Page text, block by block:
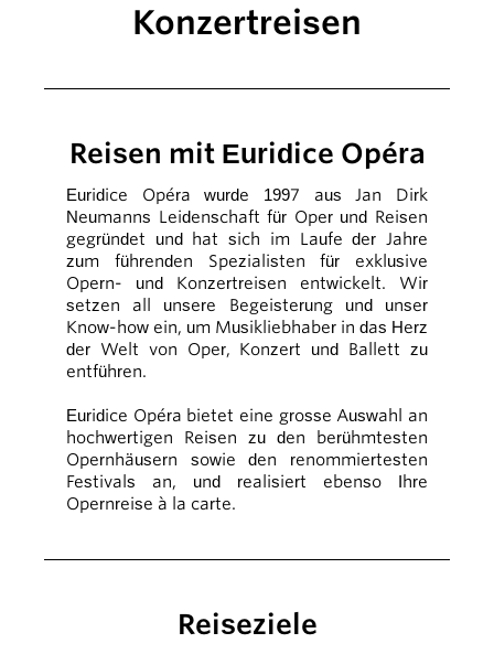
Konzertreisen
Reisen mit Euridice Opéra
Euridice Opéra wurde 1997 aus Jan Dirk
Neumanns Leidenschaft für Oper und Reisen
gegründet und hat sich im Laufe der Jahre
zum führenden Spezialisten für exklusive
Opern- und Konzertreisen entwickelt. Wir
setzen all unsere Begeisterung und unser
Know-how ein, um Musikliebhaber in das Herz
der Welt von Oper, Konzert und Ballett zu
entführen.
Euridice Opéra bietet eine grosse Auswahl an
hochwertigen Reisen zu den berühmtesten
Opernhäusern sowie den renommiertesten
Festivals an, und realisiert ebenso Ihre
Opernreise à la carte.
Reiseziele